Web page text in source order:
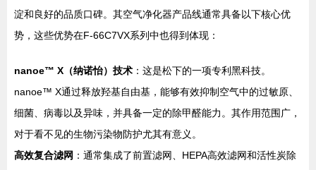
淀和良好的品质口碑。其空气净化器产品线通常具备以下核心优
势，这些优势在F-66C7VX系列中也得到体现：
nanoe™ X（纳诺怡）技术 ：这是松下的一项专利黑科技。
nanoe™ X通过释放羟基自由基，能够有效抑制空气中的过敏原、
细菌、病毒以及异味，并具备一定的除甲醛能力。其作用范围广，
对于看不见的生物污染物防护尤其有意义。
高效复合滤网 ：通常集成了前置滤网、HEPA高效滤网和活性炭除